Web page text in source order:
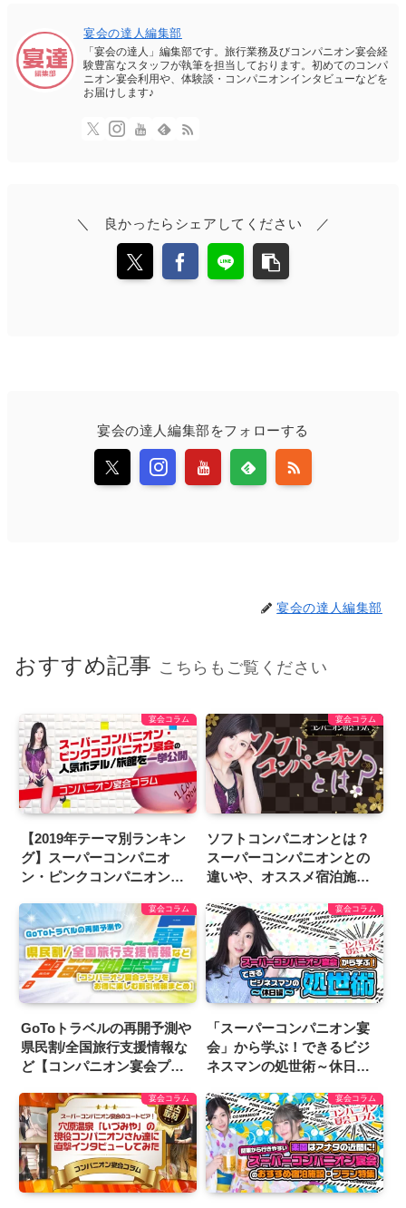
宴会の達人編集部
「宴会の達人」編集部です。旅行業務及びコンパニオン宴会経
験豊富なスタッフが執筆を担当しております。初めてのコンパ
ニオン宴会利用や、体験談・コンパニオンインタビューなどを
お届けします♪
＼ 良かったらシェアしてください ／
宴会の達人編集部をフォローする
宴会の達人編集部
おすすめ記事 こちらもご覧ください
宴会コラム
【2019年テーマ別ランキン
グ】スーパーコンパニオ
ン・ピンクコンパニオン宴
公開
宴会コラム
ソフトコンパニオンとは？
スーパーコンパニオンとの
違いや、オススメ宿泊施設
宴会コラム
GoToトラベルの再開予測や
県民割/全国旅行支援情報な
ど【コンパニオン宴会プラ
まとめ】
宴会コラム
「スーパーコンパニオン宴
会」から学ぶ！できるビジ
ネスマンの処世術～休日編
宴会コラム 宴会コラム